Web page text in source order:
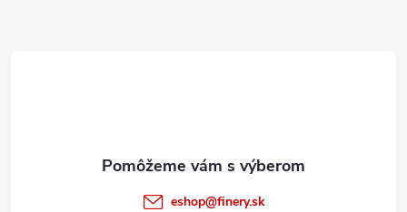
eshop@finery.sk